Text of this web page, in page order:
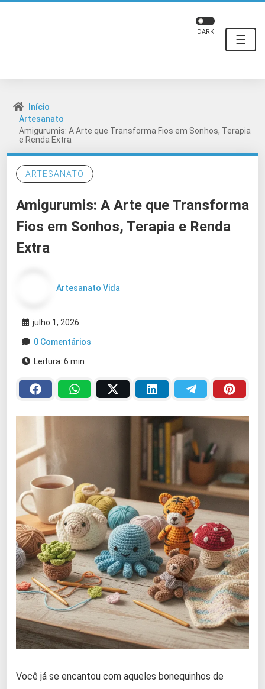
☰
DARK
Início
Artesanato
Amigurumis: A Arte que Transforma Fios em Sonhos, Terapia
e Renda Extra
ARTESANATO
Amigurumis: A Arte que Transforma
Fios em Sonhos, Terapia e Renda
Extra
Artesanato Vida
julho 1, 2026
0 Comentários
Leitura: 6 min
Você já se encantou com aqueles bonequinhos de